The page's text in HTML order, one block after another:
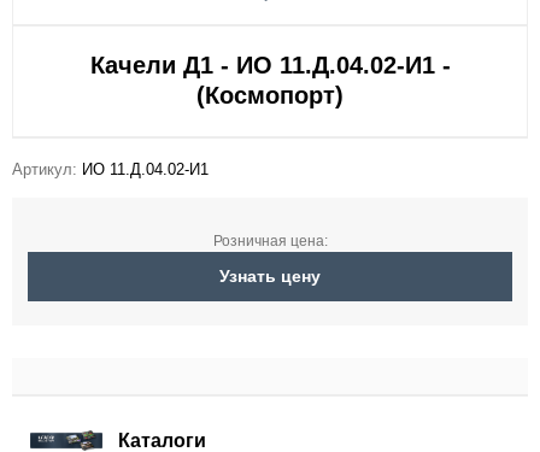
Качели Д1 - ИО 11.Д.04.02-И1 -
(Космопорт)
Артикул: ИО 11.Д.04.02-И1
Розничная цена:
Узнать цену
Каталоги